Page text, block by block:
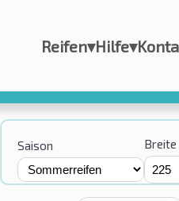
Reifen▾Hilfe▾
Saison Breite